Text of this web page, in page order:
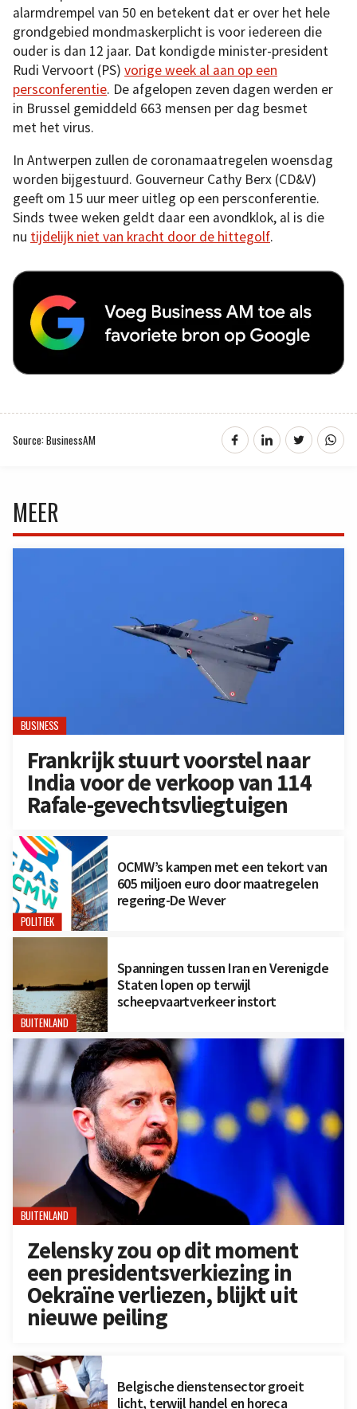
alarmdrempel van 50 en betekent dat er over het hele
grondgebied mondmaskerplicht is voor iedereen die
ouder is dan 12 jaar. Dat kondigde minister-president
Rudi Vervoort (PS) vorige week al aan op een
persconferentie. De afgelopen zeven dagen werden er
in Brussel gemiddeld 663 mensen per dag besmet
met het virus.
In Antwerpen zullen de coronamaatregelen woensdag
worden bijgestuurd. Gouverneur Cathy Berx (CD&V)
geeft om 15 uur meer uitleg op een persconferentie.
Sinds twee weken geldt daar een avondklok, al is die
nu tijdelijk niet van kracht door de hittegolf.
Source: BusinessAM
MEER
BUSINESS
Frankrijk stuurt voorstel naar
India voor de verkoop van 114
Rafale-gevechtsvliegtuigen
POLITIEK
OCMW’s kampen met een tekort van
605 miljoen euro door maatregelen
regering-De Wever
BUITENLAND
Spanningen tussen Iran en Verenigde
Staten lopen op terwijl
scheepvaartverkeer instort
BUITENLAND
Zelensky zou op dit moment
een presidentsverkiezing in
Oekraïne verliezen, blijkt uit
nieuwe peiling
Belgische dienstensector groeit
licht, terwijl handel en horeca